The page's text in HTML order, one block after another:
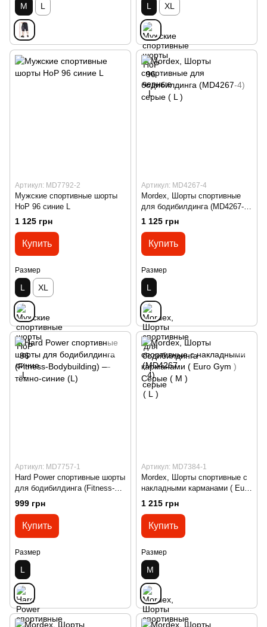
M L L XL
Артикул: MD7792-2
Мужские спортивные шорты
HoP 96 синие L
1 125 грн
Купить
Размер
L XL
Артикул: MD4267-4
Mordex, Шорты спортивные
для бодибилдинга (MD4267-4)
серые ( L )
1 125 грн
Купить
Размер
L
Артикул: MD7757-1
Hard Power спортивные шорты
для бодибилдинга (Fitness-
Bodybuilding) — тёмно-синие
999 грн
Купить
Размер
L
Артикул: MD7384-1
Mordex, Шорты спортивные с
накладными карманами ( Euro
Gym ) Серые ( M )
1 215 грн
Купить
Размер
M